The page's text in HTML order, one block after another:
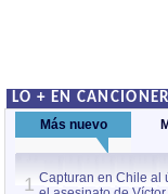
LO + EN
Más nuevo
1 Capturan en Chile al